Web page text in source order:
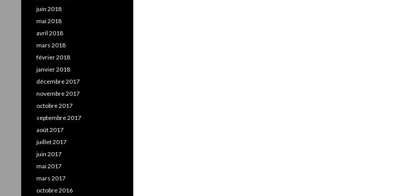
juin 2018
mai 2018
avril 2018
mars 2018
février 2018
janvier 2018
décembre 2017
novembre 2017
octobre 2017
septembre 2017
août 2017
juillet 2017
juin 2017
mai 2017
mars 2017
octobre 2016